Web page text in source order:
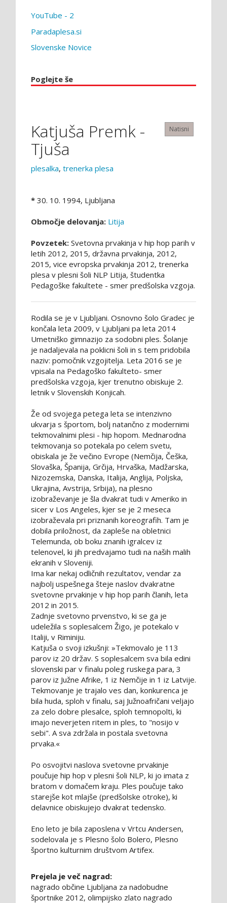
YouTube - 2
Paradaplesa.si
Slovenske Novice
Poglejte še
Natisni
Katjuša Premk -
Tjuša
plesalka, trenerka plesa
* 30. 10. 1994, Ljubljana
Območje delovanja: Litija
Povzetek: Svetovna prvakinja v hip hop parih v
letih 2012, 2015, državna prvakinja, 2012,
2015, vice evropska prvakinja 2012, trenerka
plesa v plesni šoli NLP Litija, študentka
Pedagoške fakultete - smer predšolska vzgoja.
Rodila se je v Ljubljani. Osnovno šolo Gradec je
končala leta 2009, v Ljubljani pa leta 2014
Umetniško gimnazijo za sodobni ples. Šolanje
je nadaljevala na poklicni šoli in s tem pridobila
naziv: pomočnik vzgojitelja. Leta 2016 se je
vpisala na Pedagoško fakulteto- smer
predšolska vzgoja, kjer trenutno obiskuje 2.
letnik v Slovenskih Konjicah.
Že od svojega petega leta se intenzivno
ukvarja s športom, bolj natančno z modernimi
tekmovalnimi plesi - hip hopom. Mednarodna
tekmovanja so potekala po celem svetu,
obiskala je že večino Evrope (Nemčija, Češka,
Slovaška, Španija, Grčija, Hrvaška, Madžarska,
Nizozemska, Danska, Italija, Anglija, Poljska,
Ukrajina, Avstrija, Srbija), na plesno
izobraževanje je šla dvakrat tudi v Ameriko in
sicer v Los Angeles, kjer se je 2 meseca
izobraževala pri priznanih koreografih. Tam je
dobila priložnost, da zapleše na obletnici
Telemunda, ob boku znanih igralcev iz
telenovel, ki jih predvajamo tudi na naših malih
ekranih v Sloveniji.
Ima kar nekaj odličnih rezultatov, vendar za
najbolj uspešnega šteje naslov dvakratne
svetovne prvakinje v hip hop parih članih, leta
2012 in 2015.
Zadnje svetovno prvenstvo, ki se ga je
udeležila s soplesalcem Žigo, je potekalo v
Italiji, v Riminiju.
Katjuša o svoji izkušnji: »Tekmovalo je 113
parov iz 20 držav. S soplesalcem sva bila edini
slovenski par v finalu poleg ruskega para, 3
parov iz Južne Afrike, 1 iz Nemčije in 1 iz Latvije.
Tekmovanje je trajalo ves dan, konkurenca je
bila huda, sploh v finalu, saj Južnoafričani veljajo
za zelo dobre plesalce, sploh temnopolti, ki
imajo neverjeten ritem in ples, to "nosijo v
sebi". A sva zdržala in postala svetovna
prvaka.«
Po osvojitvi naslova svetovne prvakinje
poučuje hip hop v plesni šoli NLP, ki jo imata z
bratom v domačem kraju. Ples poučuje tako
starejše kot mlajše (predšolske otroke), ki
delavnice obiskujejo dvakrat tedensko.
Eno leto je bila zaposlena v Vrtcu Andersen,
sodelovala je s Plesno šolo Bolero, Plesno
športno kulturnim društvom Artifex.
Prejela je več nagrad:
nagrado občine Ljubljana za nadobudne
športnike 2012, olimpijsko zlato nagrado